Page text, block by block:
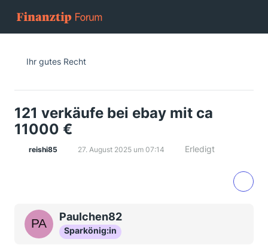
Ihr gutes Recht
121 verkäufe bei ebay mit ca
11000 €
reishi85 27. August 2025 um 07:14 Erledigt
Paulchen82
Sparkönig:in